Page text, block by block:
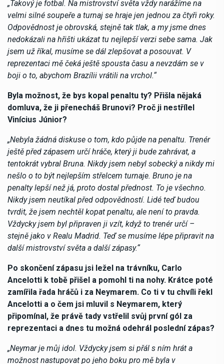
„Takový je fotbal. Na mistrovství světa vždy narážíme na
velmi silné soupeře a turnaj se hraje jen jednou za čtyři roky.
Odpovědnost je obrovská, stejně tak tlak, a my jsme dnes
nedokázali na hřišti ukázat tu nejlepší verzi sebe sama. Jak
jsem už říkal, musíme se dál zlepšovat a posouvat. V
reprezentaci mě čeká ještě spousta času a nevzdám se v
boji o to, abychom Brazílii vrátili na vrchol.“
Byla možnost, že bys kopal penaltu ty? Přišla nějaká
domluva, že ji přenecháš Brunovi? Proč ji nestřílel
Vinícius Júnior?
„Nebyla žádná diskuse o tom, kdo půjde na penaltu. Trenér
ještě před zápasem určí hráče, který ji bude zahrávat, a
tentokrát vybral Bruna. Nikdy jsem nebyl sobecký a nikdy mi
nešlo o to být nejlepším střelcem turnaje. Bruno je na
penalty lepší než já, proto dostal přednost. To je všechno.
Nikdy jsem neutíkal před odpovědností. Lidé teď budou
tvrdit, že jsem nechtěl kopat penaltu, ale není to pravda.
Vždycky jsem byl připraven ji vzít, když to trenér určí –
stejně jako v Realu Madrid. Teď se musíme lépe připravit na
další mistrovství světa a další zápasy.“
Po skončení zápasu jsi ležel na trávníku, Carlo
Ancelotti k tobě přišel a pomohl ti na nohy. Krátce poté
zamířila řada hráčů i za Neymarem. Co ti v tu chvíli řekl
Ancelotti a o čem jsi mluvil s Neymarem, který
připomínal, že právě tady vstřelil svůj první gól za
reprezentaci a dnes tu možná odehrál poslední zápas?
„Neymar je můj idol. Vždycky jsem si přál s ním hrát a
možnost nastupovat po jeho boku pro mě byla v